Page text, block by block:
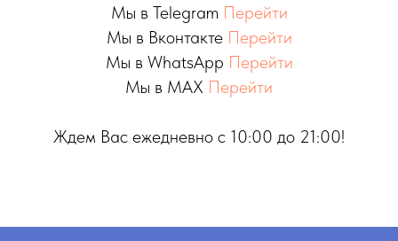
Мы в Telegram Перейти
Мы в Вконтакте Перейти
Мы в WhatsApp Перейти
Мы в MAX Перейти
Ждем Вас ежедневно с 10:00 до 21:00!